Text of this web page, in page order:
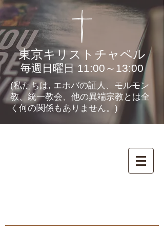
東京キリストチャペル
毎週日曜日 11:00～13:00
(私たちは, エホバの証人、モルモン
教、統一教会、他の異端宗教とは全
く何の関係もありません。)